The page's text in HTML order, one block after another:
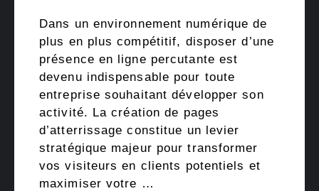
Dans un environnement numérique de
plus en plus compétitif, disposer d’une
présence en ligne percutante est
devenu indispensable pour toute
entreprise souhaitant développer son
activité. La création de pages
d’atterrissage constitue un levier
stratégique majeur pour transformer
vos visiteurs en clients potentiels et
maximiser votre …